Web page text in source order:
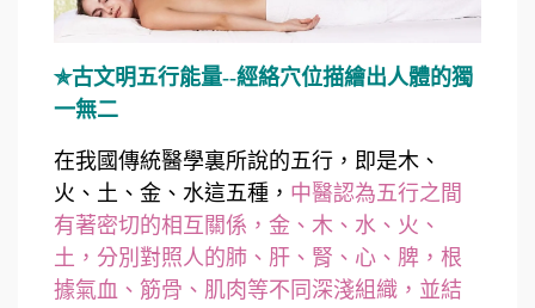
✯古文明五行能量--經絡穴位描繪出人體的獨
一無二
在我國傳統醫學裏所說的五行，即是木、
火、土、金、水這五種， 中醫認為五行之間
有著密切的相互關係，金、木、水、火、
土，分別對照人的肺、肝、腎、心、脾，根
據氣血、筋骨、肌肉等不同深淺組織，並結